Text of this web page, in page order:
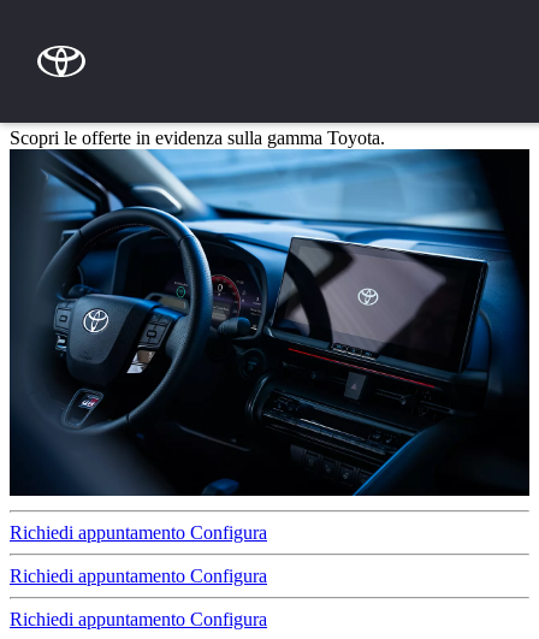
PROMOZIONI SARCO
Scopri le offerte in evidenza sulla gamma Toyota.
Richiedi appuntamento Configura
Richiedi appuntamento Configura
Richiedi appuntamento Configura